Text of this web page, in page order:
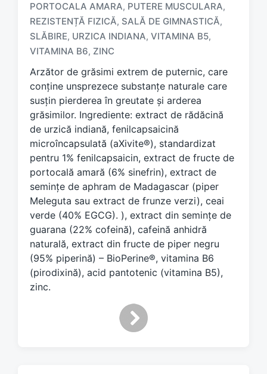
a
g
g
e
w
i
t
h
PORTOCALA AMARA, PUTERE MUSCULARA,
REZISTENȚĂ FIZICĂ, SALĂ DE GIMNASTICĂ,
SLĂBIRE, URZICA INDIANA, VITAMINA B5,
VITAMINA B6, ZINC
Arzător de grăsimi extrem de puternic, care
conține unsprezece substanțe naturale care
susțin pierderea în greutate și arderea
grăsimilor. Ingrediente: extract de rădăcină
de urzică indiană, fenilcapsaicină
microîncapsulată (aXivite®), standardizat
pentru 1% fenilcapsaicin, extract de fructe de
portocală amară (6% sinefrin), extract de
semințe de aphram de Madagascar (piper
Meleguta sau extract de frunze verzi), ceai
verde (40% EGCG). ), extract din semințe de
guarana (22% cofeină), cafeină anhidră
naturală, extract din fructe de piper negru
(95% piperină) – BioPerine®, vitamina B6
(pirodixină), acid pantotenic (vitamina B5),
zinc.